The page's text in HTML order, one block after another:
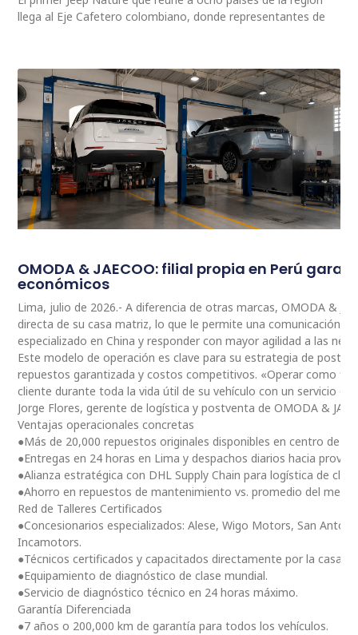
llega al Eje Cafetero colombiano, donde representantes de
OMODA & JAECOO: filial propia en Perú
económicos
Lima, julio de 2026.- A diferencia de otras marcas, OMODA &
directa de su casa matriz, lo que le permite una comunicación
especializado en China y responder con mayor agilidad a las
Este modelo de operación es clave para su estrategia de
repuestos garantizada y costos competitivos. «Operar como
cliente durante toda la vida útil de su vehículo con un servicio
Jorge Flores, gerente de logística y postventa de OMODA &
Ventajas operacionales concretas
●Más de 20,000 repuestos originales disponibles en centro de
●Entregas en 24 horas en Lima y despachos diarios hacia
●Alianza estratégica con DHL Supply Chain para logística de
●Ahorro en repuestos de mantenimiento vs. promedio del
Red de Talleres Certificados
●Concesionarios especializados: Alese, Wigo Motors, San
Incamotors.
●Técnicos certificados y capacitados directamente por la casa
●Equipamiento de diagnóstico de clase mundial.
●Servicio de diagnóstico técnico en 24 horas máximo.
Garantía Diferenciada
●7 años o 200,000 km de garantía para todos los vehículos.